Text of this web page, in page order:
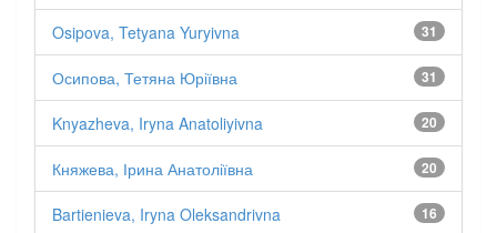
31
Osipova, Tetyana Yuryivna
31
Осипова, Тетяна Юріївна
20
Knyazheva, Iryna Anatoliyivna
20
Княжева, Ірина Анатоліївна
16
Bartienieva, Iryna Oleksandrivna